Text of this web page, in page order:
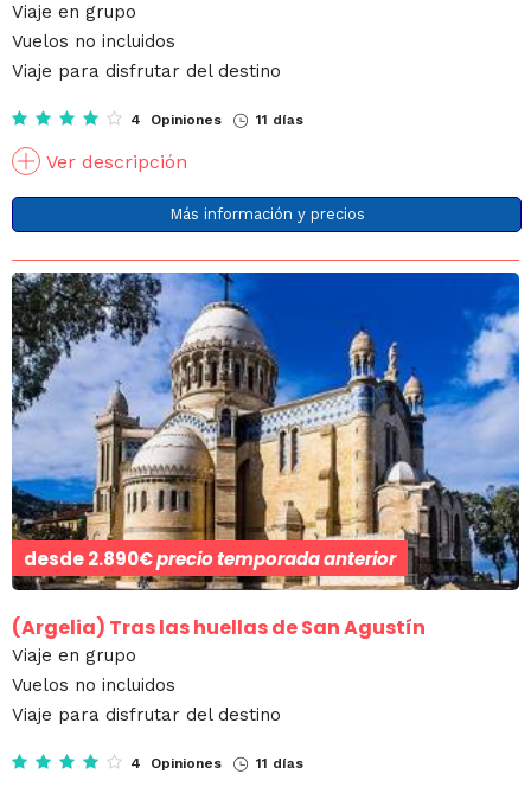
Viaje en grupo
Vuelos no incluidos
Viaje para disfrutar del destino
4 Opiniones 11 días
Ver descripción
Más información y precios
desde2.890€precio temporada anterior
(Argelia) Tras las huellas de San Agustín
Viaje en grupo
Vuelos no incluidos
Viaje para disfrutar del destino
4 Opiniones 11 días